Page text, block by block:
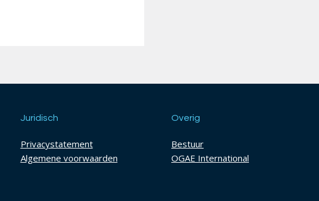
Juridisch
Privacystatement
Algemene voorwaarden
Overig
Bestuur
OGAE International